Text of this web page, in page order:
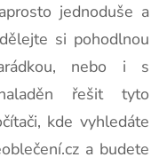
jednoduše a
si pohodlnou
nebo i s
řešit tyto
kde vyhledáte
a budete